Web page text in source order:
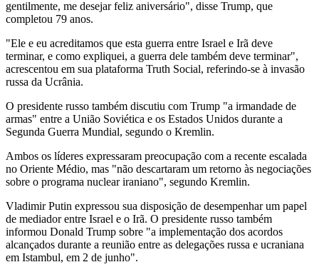
gentilmente, me desejar feliz aniversário", disse Trump, que
completou 79 anos.
"Ele e eu acreditamos que esta guerra entre Israel e Irã deve
terminar, e como expliquei, a guerra dele também deve terminar",
acrescentou em sua plataforma Truth Social, referindo-se à invasão
russa da Ucrânia.
O presidente russo também discutiu com Trump "a irmandade de
armas" entre a União Soviética e os Estados Unidos durante a
Segunda Guerra Mundial, segundo o Kremlin.
Ambos os líderes expressaram preocupação com a recente escalada
no Oriente Médio, mas "não descartaram um retorno às negociações
sobre o programa nuclear iraniano", segundo Kremlin.
Vladimir Putin expressou sua disposição de desempenhar um papel
de mediador entre Israel e o Irã. O presidente russo também
informou Donald Trump sobre "a implementação dos acordos
alcançados durante a reunião entre as delegações russa e ucraniana
em Istambul, em 2 de junho".